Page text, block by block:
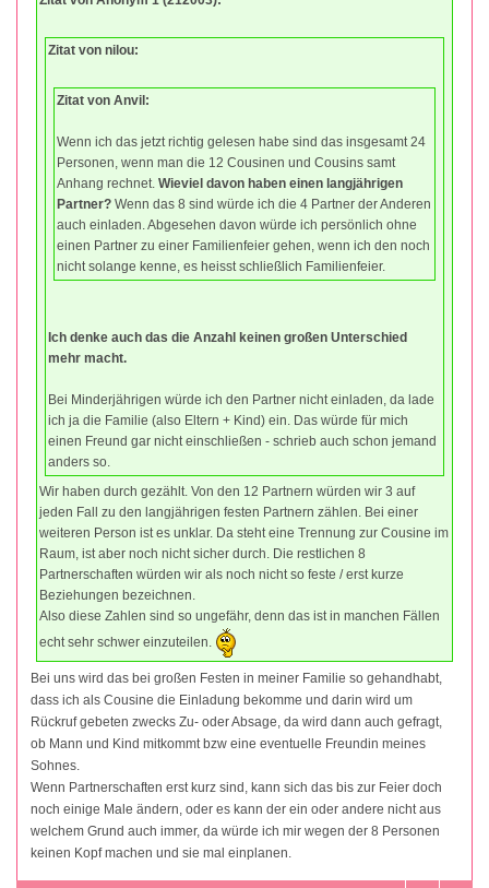
Zitat von nilou:
Zitat von Anvil:
Wenn ich das jetzt richtig gelesen habe sind das insgesamt 24
Personen, wenn man die 12 Cousinen und Cousins samt
Anhang rechnet. Wieviel davon haben einen langjährigen
Partner? Wenn das 8 sind würde ich die 4 Partner der Anderen
auch einladen. Abgesehen davon würde ich persönlich ohne
einen Partner zu einer Familienfeier gehen, wenn ich den noch
nicht solange kenne, es heisst schließlich Familienfeier.
Ich denke auch das die Anzahl keinen großen Unterschied
mehr macht.
Bei Minderjährigen würde ich den Partner nicht einladen, da lade
ich ja die Familie (also Eltern + Kind) ein. Das würde für mich
einen Freund gar nicht einschließen - schrieb auch schon jemand
anders so.
Wir haben durch gezählt. Von den 12 Partnern würden wir 3 auf
jeden Fall zu den langjährigen festen Partnern zählen. Bei einer
weiteren Person ist es unklar. Da steht eine Trennung zur Cousine im
Raum, ist aber noch nicht sicher durch. Die restlichen 8
Partnerschaften würden wir als noch nicht so feste / erst kurze
Beziehungen bezeichnen.
Also diese Zahlen sind so ungefähr, denn das ist in manchen Fällen
echt sehr schwer einzuteilen.
Bei uns wird das bei großen Festen in meiner Familie so gehandhabt,
dass ich als Cousine die Einladung bekomme und darin wird um
Rückruf gebeten zwecks Zu- oder Absage, da wird dann auch gefragt,
ob Mann und Kind mitkommt bzw eine eventuelle Freundin meines
Sohnes.
Wenn Partnerschaften erst kurz sind, kann sich das bis zur Feier doch
noch einige Male ändern, oder es kann der ein oder andere nicht aus
welchem Grund auch immer, da würde ich mir wegen der 8 Personen
keinen Kopf machen und sie mal einplanen.